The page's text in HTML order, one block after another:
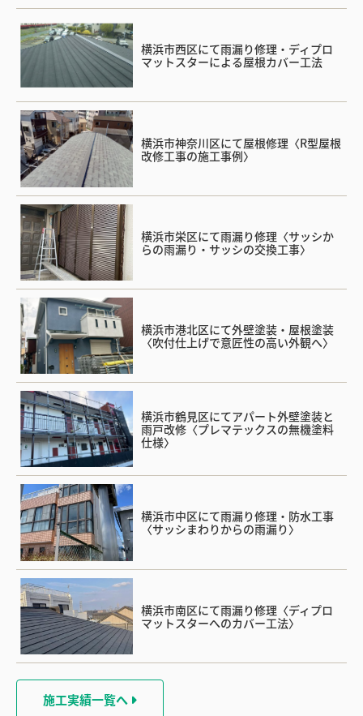
横浜市西区にて雨漏り修理・ディプロ
マットスターによる屋根カバー工法
横浜市神奈川区にて屋根修理〈R型屋根
改修工事の施工事例〉
横浜市栄区にて雨漏り修理〈サッシか
らの雨漏り・サッシの交換工事〉
横浜市港北区にて外壁塗装・屋根塗装
〈吹付仕上げで意匠性の高い外観へ〉
横浜市鶴見区にてアパート外壁塗装と
雨戸改修〈プレマテックスの無機塗料
仕様〉
横浜市中区にて雨漏り修理・防水工事
〈サッシまわりからの雨漏り〉
横浜市南区にて雨漏り修理〈ディプロ
マットスターへのカバー工法〉
施工実績一覧へ